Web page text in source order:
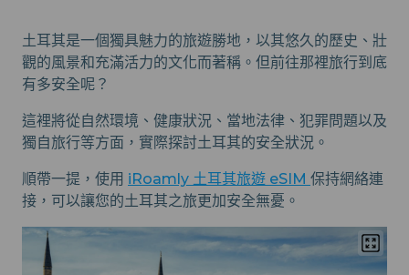
土耳其是一個獨具魅力的旅遊勝地，以其悠久的歷史、壯
觀的風景和充滿活力的文化而著稱。但前往那裡旅行到底
有多安全呢？
這裡將從自然環境、健康狀況、當地法律、犯罪問題以及
獨自旅行等方面，實際探討土耳其的安全狀況。
順帶一提，使用 iRoamly 土耳其旅遊 eSIM 保持網絡連
接，可以讓您的土耳其之旅更加安全無憂。